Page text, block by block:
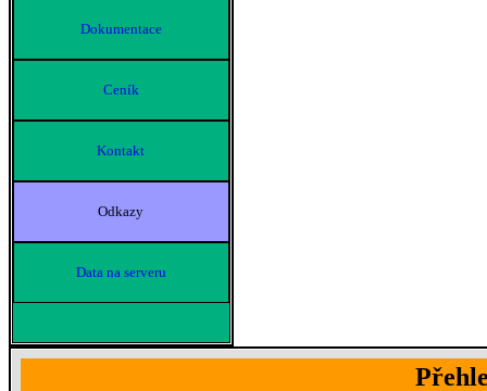
Dokumentace
Ceník
Kontakt
Odkazy
Data na serveru